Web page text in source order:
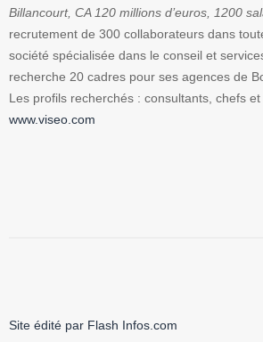
Billancourt, CA 120 millions d’euros, 1200
recrutement de 300 collaborateurs dans
société spécialisée dans le conseil et
recherche 20 cadres pour ses agences de
Les profils recherchés : consultants, chefs
www.viseo.com
Site édité par Flash Infos.com